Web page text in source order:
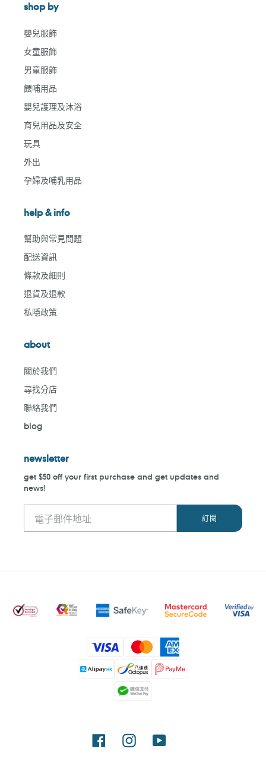
shop by
嬰兒服飾
女童服飾
男童服飾
餵哺用品
嬰兒護理及沐浴
育兒用品及安全
玩具
外出
孕婦及哺乳用品
help & info
幫助與常見問題
配送資訊
條款及細則
退貨及退款
私隱政策
about
關於我們
尋找分店
聯絡我們
blog
newsletter
get $50 off your first purchase and get updates and
news!
付
款
方
式
FacebookInstagramYouTube